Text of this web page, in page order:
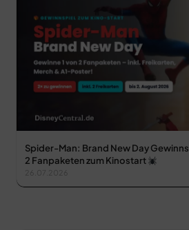
Spider-Man: Brand New Day
2 Fanpaketen zum Kinostart